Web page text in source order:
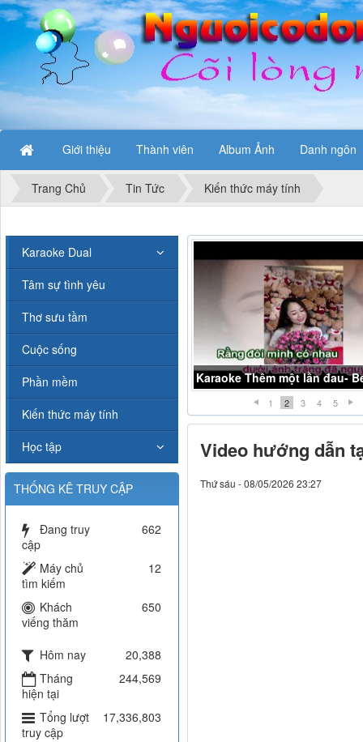
Giới thiệu Thành viên Album Ảnh Danh ngôn
Trang Chủ Tin Tức Kiến thức máy tính
Karaoke Thêm một lần đau-
1 2 3 4 5
Video hướng dẫn
Thứ sáu - 08/05/2026 23:27
Karaoke Dual
Tâm sự tình yêu
Thơ sưu tầm
Cuộc sống
Phần mềm
Kiến thức máy tính
Học tập
THỐNG KÊ TRUY CẬP
Đang truy
cập
662
Máy chủ
tìm kiếm
12
Khách
viếng thăm
650
Hôm nay
20,388
Tháng
hiện tại
244,569
Tổng lượt
truy cập
17,336,803